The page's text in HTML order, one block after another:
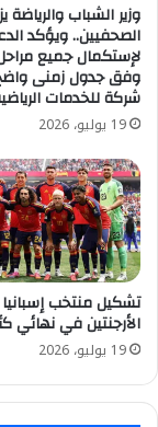
وزير الشباب والرياضة
الصحفيين.. ويؤكد
لإستكمال جميع
وفق جدول زمنى
شركة للخدمات
19 يوليو، 2026
تشكيل منتخب
الأرجنتين في نهائي
19 يوليو، 2026